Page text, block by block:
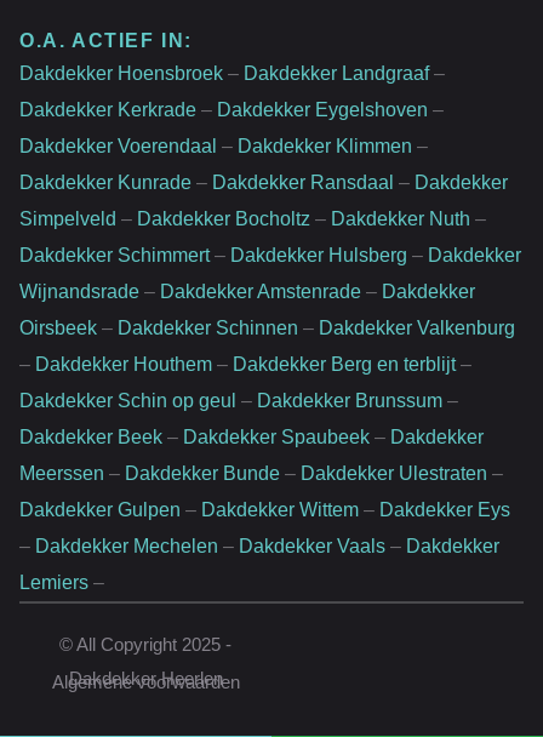
O.A. ACTIEF IN:
Dakdekker Hoensbroek – Dakdekker Landgraaf–
Dakdekker Kerkrade – Dakdekker Eygelshoven –
Dakdekker Voerendaal – Dakdekker Klimmen –
Dakdekker Kunrade – Dakdekker Ransdaal – Dakdekker
Simpelveld – Dakdekker Bocholtz – Dakdekker Nuth –
Dakdekker Schimmert– Dakdekker Hulsberg – Dakdekker
Wijnandsrade – Dakdekker Amstenrade – Dakdekker
Oirsbeek – Dakdekker Schinnen – Dakdekker Valkenburg
– Dakdekker Houthem – Dakdekker Berg en terblijt–
Dakdekker Schin op geul – Dakdekker Brunssum –
Dakdekker Beek – Dakdekker Spaubeek – Dakdekker
Meerssen – Dakdekker Bunde – Dakdekker Ulestraten –
Dakdekker Gulpen – Dakdekker Wittem – Dakdekker Eys
– Dakdekker Mechelen – Dakdekker Vaals – Dakdekker
Lemiers –
© All Copyright 2025 -
Dakdekker Heerlen
Algemene voorwaarden